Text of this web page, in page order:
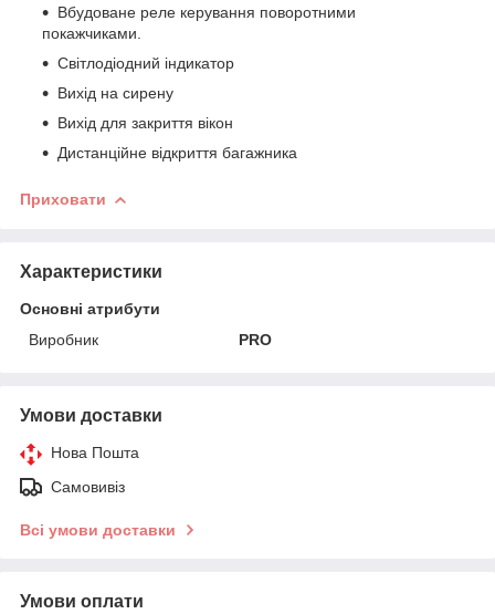
Вбудоване реле керування поворотними
покажчиками.
Світлодіодний індикатор
Вихід на сирену
Вихід для закриття вікон
Дистанційне відкриття багажника
Приховати
Характеристики
Основні атрибути
Виробник
PRO
Умови доставки
Нова Пошта
Самовивіз
Всі умови доставки
Умови оплати